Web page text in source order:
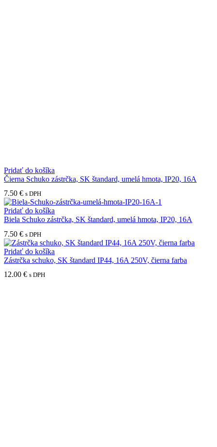
Pridať do košíka
Čierna Schuko zástrčka, SK štandard, umelá hmota, IP20, 16A
7.50 € s DPH
Pridať do košíka
Biela Schuko zástrčka, SK štandard, umelá hmota, IP20, 16A
7.50 € s DPH
Pridať do košíka
Zástrčka schuko, SK štandard IP44, 16A 250V, čierna farba
12.00 € s DPH